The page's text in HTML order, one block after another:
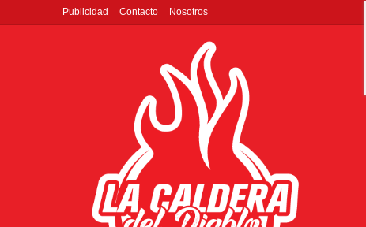
Publicidad Contacto Nosotros